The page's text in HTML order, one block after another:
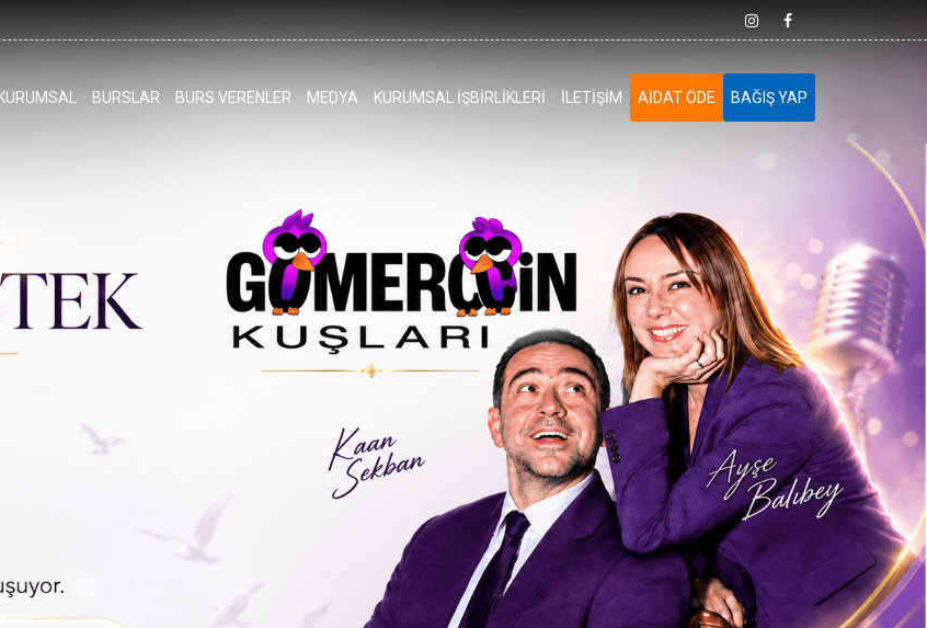
KURUMSAL BURSLAR BURS VERENLER MEDYA KURUMSAL İŞBİRLİKLERİ İLETİŞİM AİDAT ÖDE BAĞIŞ YAP